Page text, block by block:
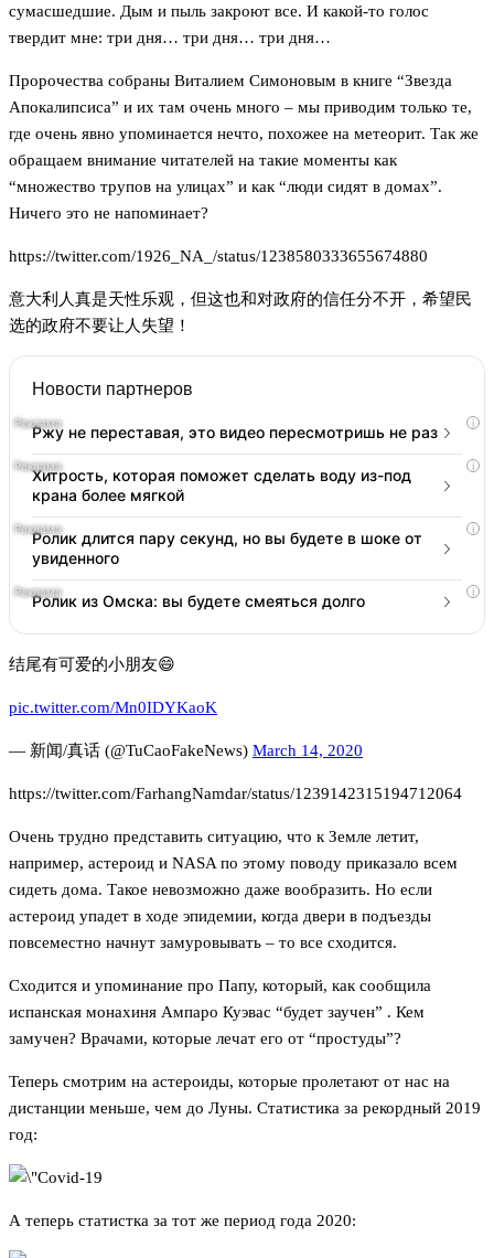
сумасшедшие. Дым и пыль закроют все. И какой-то голос
твердит мне: три дня… три дня… три дня…
Пророчества собраны Виталием Симоновым в книге “Звезда
Апокалипсиса” и их там очень много – мы приводим только те,
где очень явно упоминается нечто, похожее на метеорит. Так же
обращаем внимание читателей на такие моменты как
“множество трупов на улицах” и как “люди сидят в домах”.
Ничего это не напоминает?
https://twitter.com/1926_NA_/status/1238580333655674880
意大利人真是天性乐观，但这也和对政府的信任分不开，希望民
选的政府不要让人失望！
Новости партнеров
i
Ржу не переставая, это видео пересмотришь не раз
i
Хитрость, которая поможет сделать воду из-под
крана более мягкой
i
Ролик длится пару секунд, но вы будете в шоке от
увиденного
i
Ролик из Омска: вы будете смеяться долго
结尾有可爱的小朋友😄
pic.twitter.com/Mn0IDYKaoK
— 新闻/真话 (@TuCaoFakeNews) March 14, 2020
https://twitter.com/FarhangNamdar/status/1239142315194712064
Очень трудно представить ситуацию, что к Земле летит,
например, астероид и NASA по этому поводу приказало всем
сидеть дома. Такое невозможно даже вообразить. Но если
астероид упадет в ходе эпидемии, когда двери в подъезды
повсеместно начнут замуровывать – то все сходится.
Сходится и упоминание про Папу, который, как сообщила
испанская монахиня Ампаро Куэвас “будет заучен” . Кем
замучен? Врачами, которые лечат его от “простуды”?
Теперь смотрим на астероиды, которые пролетают от нас на
дистанции меньше, чем до Луны. Статистика за рекордный 2019
год:
А теперь статистка за тот же период года 2020: